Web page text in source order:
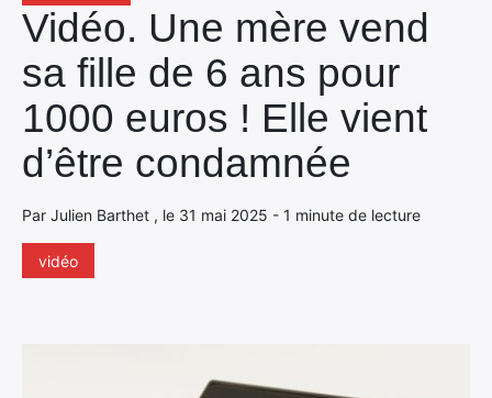
Vidéo. Une mère vend
sa fille de 6 ans pour
1000 euros ! Elle vient
d’être condamnée
Par Julien Barthet , le 31 mai 2025 - 1 minute de lecture
vidéo